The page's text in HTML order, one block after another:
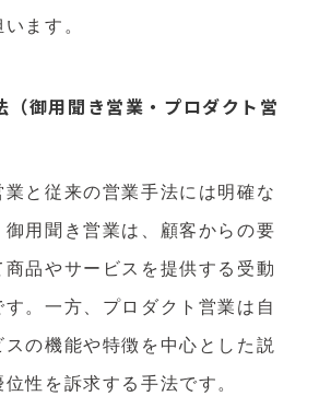
ます。
（御用聞き営業・プロダクト営
と従来の営業手法には明確な
用聞き営業は、顧客からの要
品やサービスを提供する受動
。一方、プロダクト営業は自
の機能や特徴を中心とした説
性を訴求する手法です。